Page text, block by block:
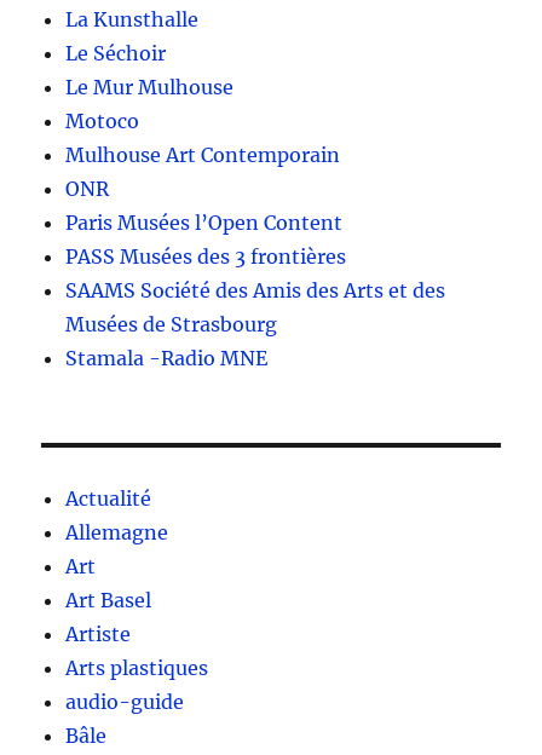
La Kunsthalle
Le Séchoir
Le Mur Mulhouse
Motoco
Mulhouse Art Contemporain
ONR
Paris Musées l’Open Content
PASS Musées des 3 frontières
SAAMS Société des Amis des Arts et des
Musées de Strasbourg
Stamala -Radio MNE
Actualité
Allemagne
Art
Art Basel
Artiste
Arts plastiques
audio-guide
Bâle